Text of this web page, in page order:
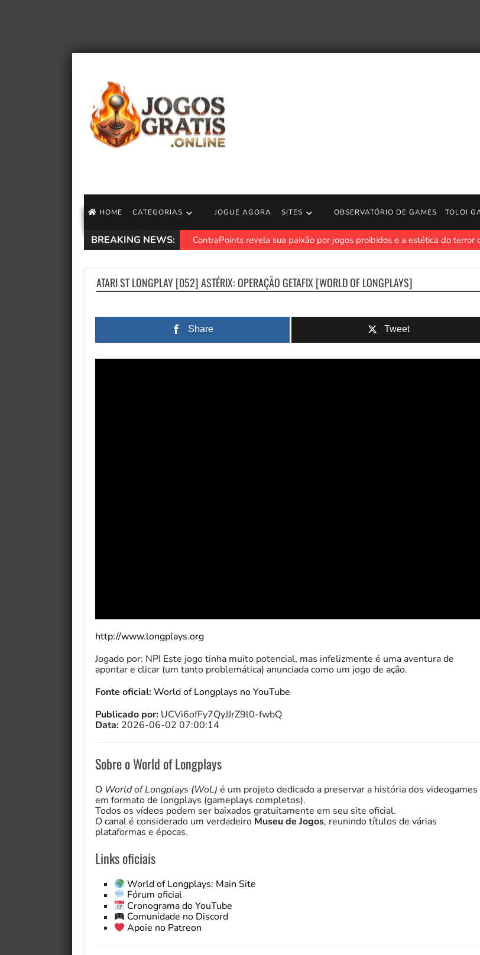
HOME CATEGORIAS JOGUE AGORA SITES OBSERVATÓRIO DE GAMES TOLOI
BREAKING NEWS: ContraPoints revela sua paixão por jogos proibidos e a estética do terror
ATARI ST LONGPLAY [052] ASTÉRIX: OPERAÇÃO GETAFIX [WORLD OF LONGPLAYS]
Share Tweet
http://www.longplays.org
Jogado por: NPI Este jogo tinha muito potencial, mas infelizmente é uma aventura de
apontar e clicar (um tanto problemática) anunciada como um jogo de ação.
Fonte oficial:World of Longplays no YouTube
Publicado por: UCVi6ofFy7QyJJrZ9l0-fwbQ
Data: 2026-06-02 07:00:14
Sobre o World of Longplays
O World of Longplays (WoL) é um projeto dedicado a preservar a história dos videogames
em formato de longplays (gameplays completos).
Todos os vídeos podem ser baixados gratuitamente em seu site oficial.
O canal é considerado um verdadeiro Museu de Jogos, reunindo títulos de várias
plataformas e épocas.
Links oficiais
World of Longplays: Main Site
Fórum oficial
Cronograma do YouTube
Comunidade no Discord
Apoie no Patreon